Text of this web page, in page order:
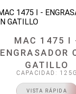
MAC 1475 I
ENGRASADOR
GATILLO
CAPACIDAD: 125G
VISTA RÁPIDA